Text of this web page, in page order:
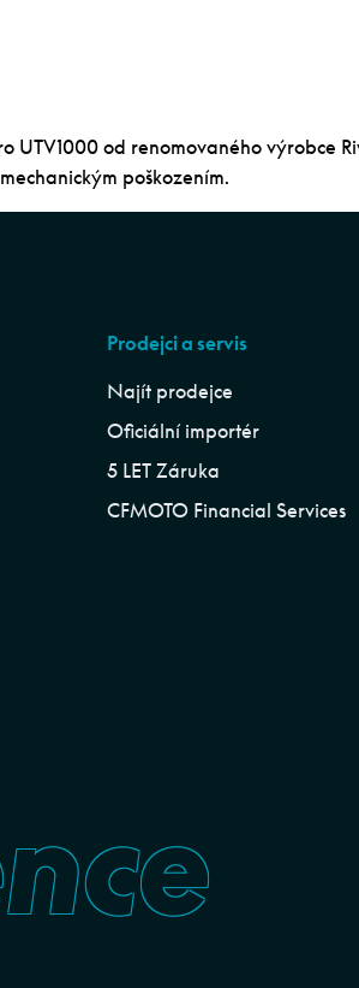
UTV1000 od renomovaného výrobce
poškozením.
Prodejci a servis
Najít prodejce
Oficiální importér
5 LET Záruka
CFMOTO Financial Services